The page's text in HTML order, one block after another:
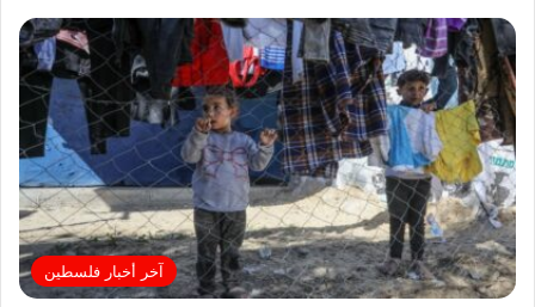
آخر أخبار فلسطين